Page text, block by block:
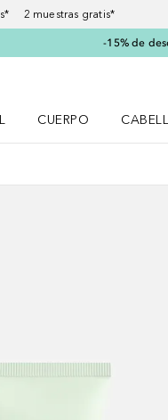
2 muestras gratis*
-15% de
CUERPO